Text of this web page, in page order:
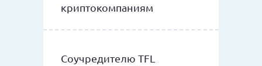
криптокомпаниям
Соучредителю TFL